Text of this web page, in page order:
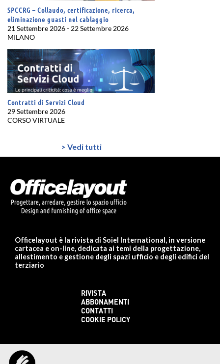
SPCCRG – Collaudo, certificazione, ricerca,
eliminazione guasti nel cablaggio
21 Settembre 2026 - 22 Settembre 2026
MILANO
Contratti di Servizi Cloud
29 Settembre 2026
CORSO VIRTUALE
> Vedi tutti
Officelayout è la rivista di Soiel International, in versione
cartacea e on-line, dedicata ai temi della progettazione,
allestimento e gestione degli spazi ufficio e degli edifici del
terziario
RIVISTA
ABBONAMENTI
CONTATTI
COOKIE POLICY